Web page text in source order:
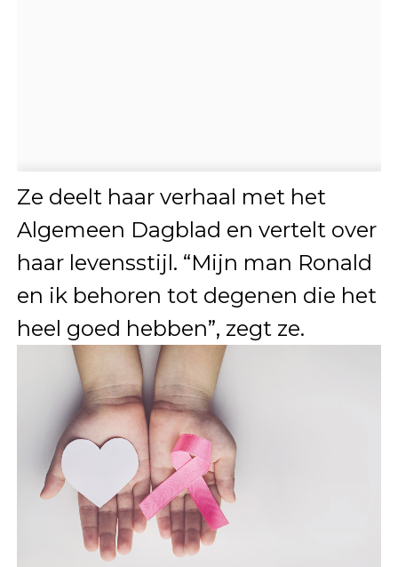
Ze deelt haar verhaal met het
Algemeen Dagblad en vertelt over
haar levensstijl. “Mijn man Ronald
en ik behoren tot degenen die het
heel goed hebben”, zegt ze.